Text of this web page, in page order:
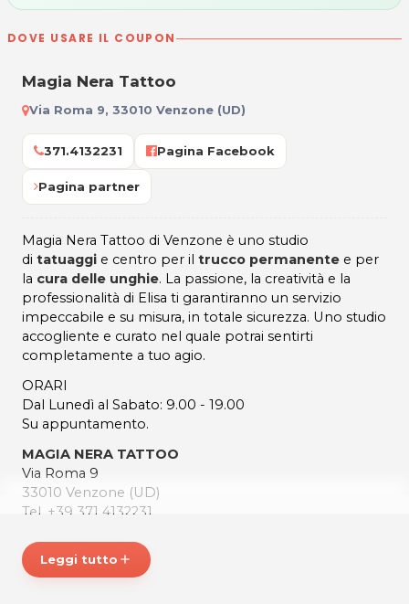
DOVE USARE IL COUPON
Magia Nera Tattoo
Via Roma 9, 33010 Venzone (UD)
371.4132231 Pagina Facebook
Pagina partner
Magia Nera Tattoo di Venzone è uno studio
di tatuaggi e centro per il trucco permanente e per
la cura delle unghie. La passione, la creatività e la
professionalità di Elisa ti garantiranno un servizio
impeccabile e su misura, in totale sicurezza. Uno studio
accogliente e curato nel quale potrai sentirti
completamente a tuo agio.
ORARI
Dal Lunedì al Sabato: 9.00 - 19.00
Su appuntamento.
MAGIA NERA TATTOO
Via Roma 9
33010 Venzone (UD)
Tel. +39 371 4132231
Per ulteriori informazioni sull'offerta o sulle modalità di
acquisto scrivi aposta@espevia.it
Leggi tutto add